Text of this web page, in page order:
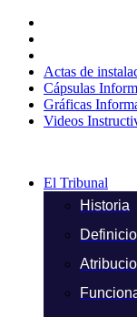
contenido
Actas de
Cápsulas
Gráficas
Videos
El Tribunal
Historia